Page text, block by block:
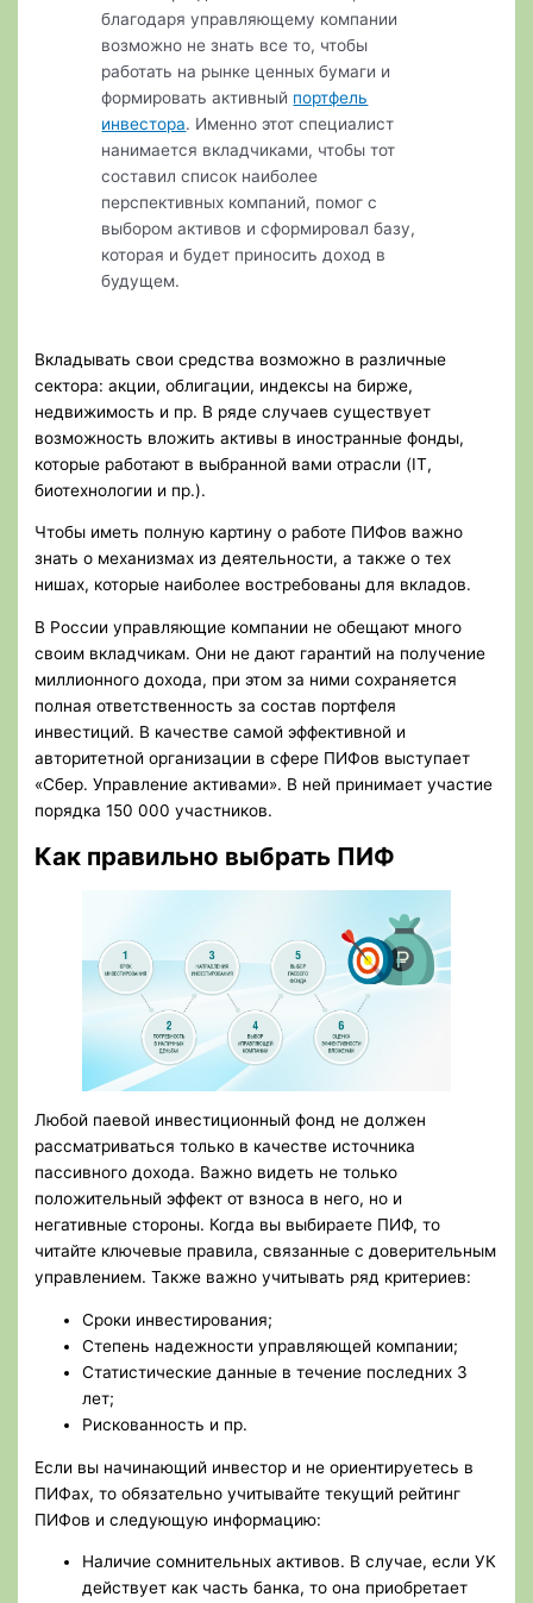
благодаря управляющему компании
возможно не знать все то, чтобы
работать на рынке ценных бумаги и
формировать активный портфель
инвестора. Именно этот специалист
нанимается вкладчиками, чтобы тот
составил список наиболее
перспективных компаний, помог с
выбором активов и сформировал базу,
которая и будет приносить доход в
будущем.
Вкладывать свои средства возможно в различные
сектора: акции, облигации, индексы на бирже,
недвижимость и пр. В ряде случаев существует
возможность вложить активы в иностранные фонды,
которые работают в выбранной вами отрасли (IT,
биотехнологии и пр.).
Чтобы иметь полную картину о работе ПИФов важно
знать о механизмах из деятельности, а также о тех
нишах, которые наиболее востребованы для вкладов.
В России управляющие компании не обещают много
своим вкладчикам. Они не дают гарантий на получение
миллионного дохода, при этом за ними сохраняется
полная ответственность за состав портфеля
инвестиций. В качестве самой эффективной и
авторитетной организации в сфере ПИФов выступает
«Сбер. Управление активами». В ней принимает участие
порядка 150 000 участников.
Как правильно выбрать ПИФ
Любой паевой инвестиционный фонд не должен
рассматриваться только в качестве источника
пассивного дохода. Важно видеть не только
положительный эффект от взноса в него, но и
негативные стороны. Когда вы выбираете ПИФ, то
читайте ключевые правила, связанные с доверительным
управлением. Также важно учитывать ряд критериев:
Сроки инвестирования;
Степень надежности управляющей компании;
Статистические данные в течение последних 3
лет;
Рискованность и пр.
Если вы начинающий инвестор и не ориентируетесь в
ПИФах, то обязательно учитывайте текущий рейтинг
ПИФов и следующую информацию:
Наличие сомнительных активов. В случае, если УК
действует как часть банка, то она приобретает